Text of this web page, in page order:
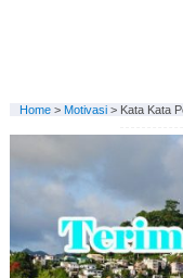
Home> Motivasi> Kata Kata